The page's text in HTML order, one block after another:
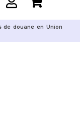
douane en Union